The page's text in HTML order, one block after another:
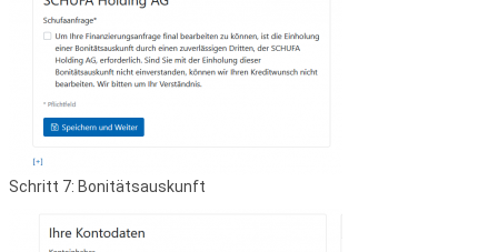
Schritt 7: Bonitätsauskunft